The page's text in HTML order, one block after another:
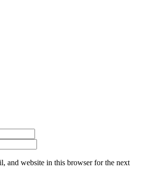
and website in this browser for the next